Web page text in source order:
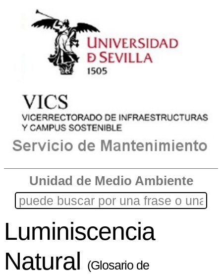
Unidad de Medio Ambiente
Luminiscencia
Natural (Glosario de